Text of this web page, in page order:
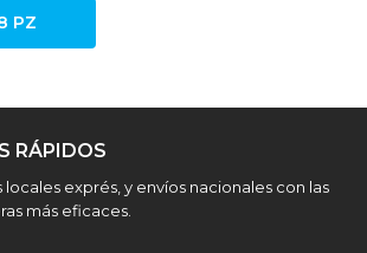
PZ
RÁPIDOS
locales exprés, y envíos nacionales con las
más eficaces.